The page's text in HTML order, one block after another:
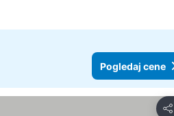
Pogledaj cene